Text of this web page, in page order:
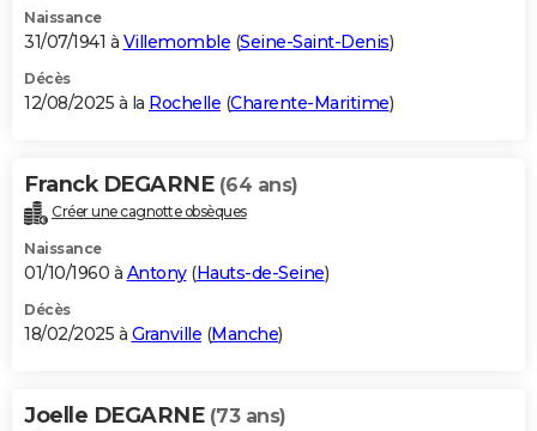
Dictionnaire
Biographies
Citations
Expressions
Proverbes
PROGRAMME TV
S'inscrire
Se connecter
Lycées
Collèges
Primaires
Universités
Entreprises
Service militaire
Avis de recherche
AVIS DE DÉCÈS
Bricolage
Lifestyle
Culture
Sport
Auto
Television
Voyage
Cinema
Naissance
31/07/1941 à Villemomble (Seine-Saint-Denis)
Décès
12/08/2025 à la Rochelle (Charente-Maritime)
Franck DEGARNE (64 ans)
Créer une cagnotte obsèques
Naissance
01/10/1960 à Antony(Hauts-de-Seine)
Décès
18/02/2025 à Granville (Manche)
Joelle DEGARNE (73 ans)